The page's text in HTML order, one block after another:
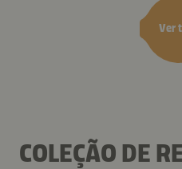
Ver
COLEÇÃO DE